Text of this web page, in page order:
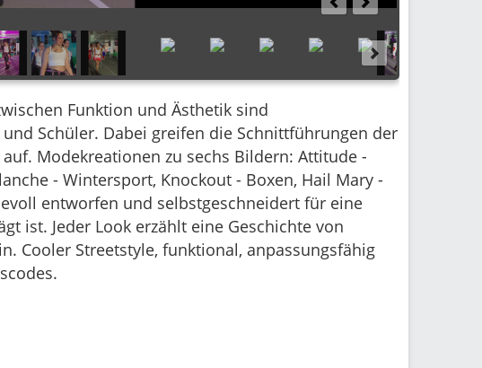
Funktion und Ästhetik sind
Schüler. Dabei greifen die Schnittführungen der
Modekreationen zu sechs Bildern: Attitude -
- Wintersport, Knockout - Boxen, Hail Mary -
entworfen und selbstgeschneidert für eine
ist. Jeder Look erzählt eine Geschichte von
Cooler Streetstyle, funktional, anpassungsfähig